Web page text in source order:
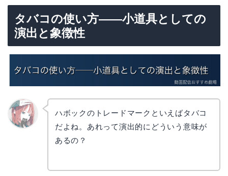
タバコの使い方——小道具としての
演出と象徴性
ハボックのトレードマークといえばタバコ
だよね。あれって演出的にどういう意味が
あるの？